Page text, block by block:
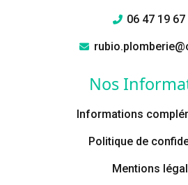
06 47 19 67
Nos
Informations
Politique de
Mentions